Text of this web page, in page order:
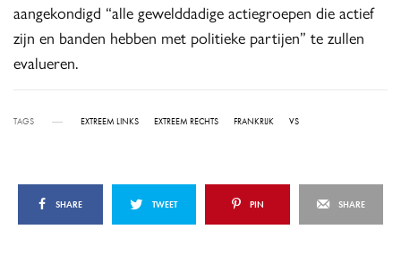
aangekondigd “alle gewelddadige actiegroepen die actief
zijn en banden hebben met politieke partijen” te zullen
evalueren.
TAGS EXTREEM LINKS EXTREEM RECHTS FRANKRIJK VS
SHARE TWEET PIN SHARE